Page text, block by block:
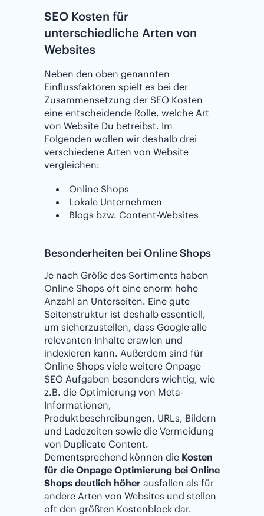
SEO Kosten für
unterschiedliche Arten von
Websites
Neben den oben genannten
Einflussfaktoren spielt es bei der
Zusammensetzung der SEO Kosten
eine entscheidende Rolle, welche Art
von Website Du betreibst. Im
Folgenden wollen wir deshalb drei
verschiedene Arten von Website
vergleichen:
Online Shops
Lokale Unternehmen
Blogs bzw. Content-Websites
Besonderheiten bei Online Shops
Je nach Größe des Sortiments haben
Online Shops oft eine enorm hohe
Anzahl an Unterseiten. Eine gute
Seitenstruktur ist deshalb essentiell,
um sicherzustellen, dass Google alle
relevanten Inhalte crawlen und
indexieren kann. Außerdem sind für
Online Shops viele weitere Onpage
SEO Aufgaben besonders wichtig, wie
z.B. die Optimierung von Meta-
Informationen,
Produktbeschreibungen, URLs, Bildern
und Ladezeiten sowie die Vermeidung
von Duplicate Content.
Dementsprechend können die Kosten
für die Onpage Optimierung bei Online
Shops deutlich höher ausfallen als für
andere Arten von Websites und stellen
oft den größten Kostenblock dar.